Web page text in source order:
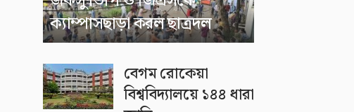
ক্যাম্পাসছাড়া করল ছাত্রদল
বেগম রোকেয়া
বিশ্ববিদ্যালয়ে ১৪৪ ধারা